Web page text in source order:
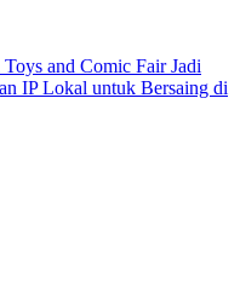
and Comic Fair Jadi
IP Lokal untuk Bersaing di